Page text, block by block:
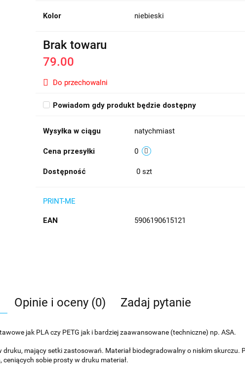
Kolor niebieski
Brak towaru
79.00
Do przechowalni
Powiadom gdy produkt będzie dostępny
Wysyłka w ciągu natychmiast
Cena przesyłki 0
Dostępność 0 szt
PRINT-ME
EAN 5906190615121
Opinie i oceny (0) Zadaj pytanie
jak PLA czy PETG jak i bardziej zaawansowane (techniczne) np. ASA.
mający setki zastosowań. Materiał biodegradowalny o niskim skurczu.
sobie prosty w druku materiał.